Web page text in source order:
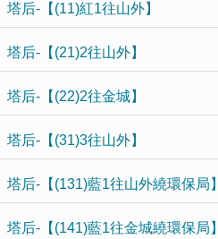
塔后-【(11)紅1往山外】
塔后-【(21)2往山外】
塔后-【(22)2往金城】
塔后-【(31)3往山外】
塔后-【(131)藍1往山外繞環保局】
塔后-【(141)藍1往金城繞環保局】